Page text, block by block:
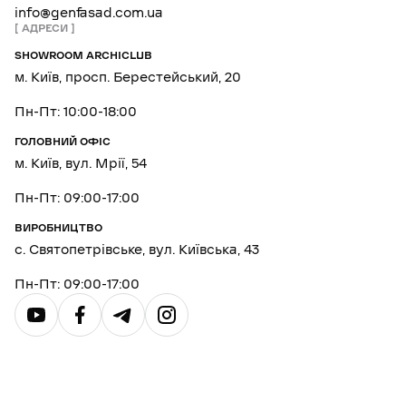
info@genfasad.com.ua
АДРЕСИ
SHOWROOM ARCHICLUB
м. Київ, просп. Берестейський, 20
Пн-Пт: 10:00-18:00
ГОЛОВНИЙ ОФІС
м. Київ, вул. Мрії, 54
Пн-Пт: 09:00-17:00
ВИРОБНИЦТВО
с. Святопетрівське, вул. Київська, 43
Пн-Пт: 09:00-17:00